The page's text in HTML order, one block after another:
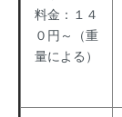
料金：１４
０円～（重
量による）